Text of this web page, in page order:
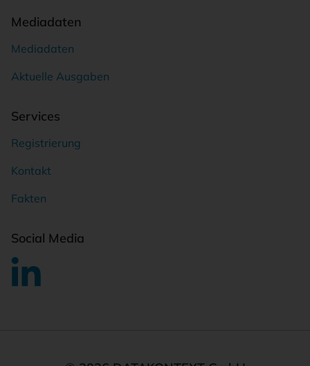
Mediadaten
Mediadaten
Aktuelle Ausgaben
Services
Registrierung
Kontakt
Fakten
Social Media